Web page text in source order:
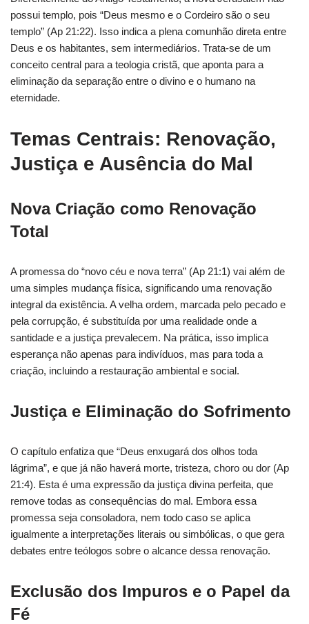
possui templo, pois “Deus mesmo e o Cordeiro são o seu
templo” (Ap 21:22). Isso indica a plena comunhão direta entre
Deus e os habitantes, sem intermediários. Trata-se de um
conceito central para a teologia cristã, que aponta para a
eliminação da separação entre o divino e o humano na
eternidade.
Temas Centrais: Renovação,
Justiça e Ausência do Mal
Nova Criação como Renovação
Total
A promessa do “novo céu e nova terra” (Ap 21:1) vai além de
uma simples mudança física, significando uma renovação
integral da existência. A velha ordem, marcada pelo pecado e
pela corrupção, é substituída por uma realidade onde a
santidade e a justiça prevalecem. Na prática, isso implica
esperança não apenas para indivíduos, mas para toda a
criação, incluindo a restauração ambiental e social.
Justiça e Eliminação do Sofrimento
O capítulo enfatiza que “Deus enxugará dos olhos toda
lágrima”, e que já não haverá morte, tristeza, choro ou dor (Ap
21:4). Esta é uma expressão da justiça divina perfeita, que
remove todas as consequências do mal. Embora essa
promessa seja consoladora, nem todo caso se aplica
igualmente a interpretações literais ou simbólicas, o que gera
debates entre teólogos sobre o alcance dessa renovação.
Exclusão dos Impuros e o Papel da
Fé